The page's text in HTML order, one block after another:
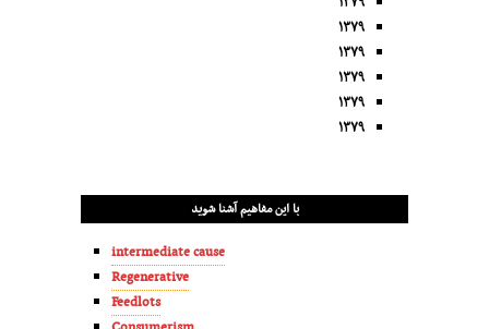
۱۳۷۹
۱۳۷۹
۱۳۷۹
۱۳۷۹
۱۳۷۹
با این مفاهیم آشنا شوید
intermediate cause
Regenerative
Feedlots